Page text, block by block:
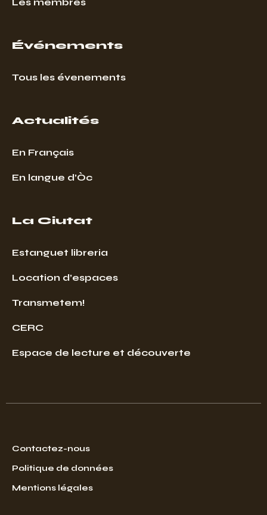
Les membres
Événements
Tous les évenements
Actualités
En Français
En langue d’Òc
La Ciutat
Estanguet libreria
Location d’espaces
Transmetem!
CERC
Espace de lecture et découverte
Contactez-nous
Politique de données
Mentions légales